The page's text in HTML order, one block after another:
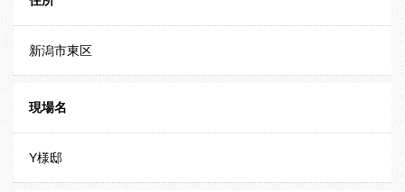
新潟市東区
現場名
Y様邸